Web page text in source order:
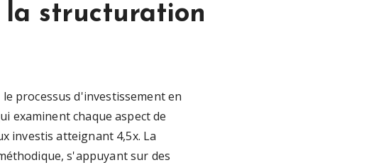
structuration
processus d'investissement en
examinent chaque aspect de
investis atteignant 4,5x. La
s'appuyant sur des